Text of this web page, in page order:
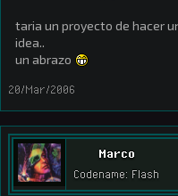
taria un proyecto de hacer
idea..
un abrazo
20/Mar/2006
Marco
Codename: Flash